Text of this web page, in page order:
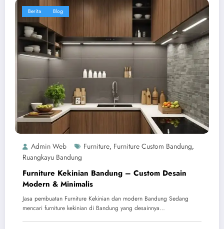
Berita Blog
Admin Web Furniture, Furniture Custom Bandung,
Ruangkayu Bandung
Furniture Kekinian Bandung – Custom Desain
Modern & Minimalis
Jasa pembuatan Furniture Kekinian dan modern Bandung Sedang
mencari furniture kekinian di Bandung yang desainnya…